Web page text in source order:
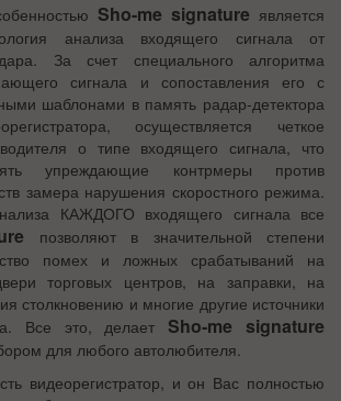
Sho-me signature является
анализа входящего сигнала от
За счет специального алгоритма
сигнала и сопоставления его с
шаблонами в память радар-детектора
осуществляется четкое
о типе входящего сигнала, что
упреждающие контрмеры против
замера нарушения скоростного режима.
КАЖДОГО входящего сигнала все
позволяют в значительной степени
помех и ложных срабатываний на
торговых центров, на заправки, на
столкновению и многие другие источники
Все это, делает Sho-me signature
для любого автолюбителя.
видеорегистратор, и он Вас полностью